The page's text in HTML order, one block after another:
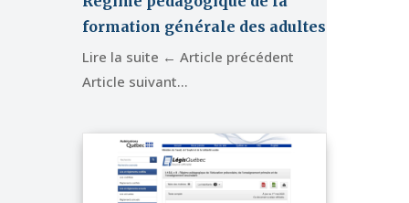
formation générale des adultes
Lire la suite ← Article précédent
Article suivant…